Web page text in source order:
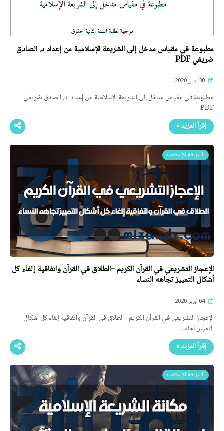
مطبوعة في مقياس مدخل إلى الشريعة الإسلامية من إعداد د. الصادق
ضريفي PDF
مطبوعة في مقياس مدخل إلى الشريعة الإسلامية من إعداد د. الصادق ضريفي
PDF
إقرأ المزيد »
الشريعة الإسلامية
الإعجاز التشريعي في القرآن الكريم –الطلاق في القرآن واتفاقية إلغاء كل
أشكال التمييز تجاهه النساء
04 أبريل 2020
الإعجاز التشريعي في القرآن الكريم –الطلاق في القرآن واتفاقية إلغاء كل أشكال
التمييز تجاه…
إقرأ المزيد »
الشريعة الإسلامية